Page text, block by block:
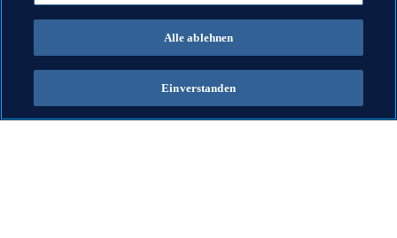
Alle ablehnen
Einverstanden